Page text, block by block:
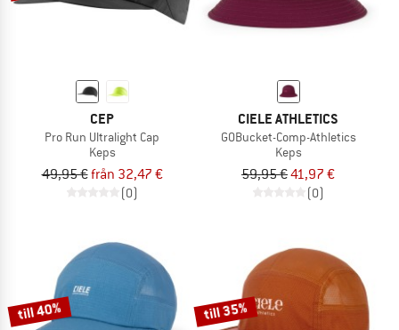
CEP
Pro Run Ultralight Cap
Keps
49,95 €från 32,47 €
(0)
CIELE ATHLETICS
GOBucket-Comp-Athletics
Keps
59,95 €41,97 €
(0)
till 40% till 35%